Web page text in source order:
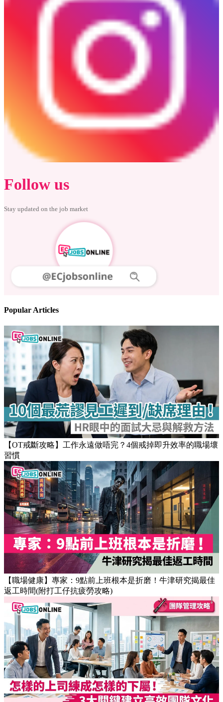
Follow us
Stay updated on the job market
Popular Articles
【OT戒斷攻略】工作永遠做唔完？4個戒掉即升效率的職場壞
習慣